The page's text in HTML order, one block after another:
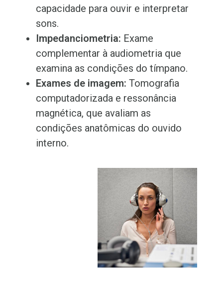
capacidade para ouvir e interpretar
sons.
Impedanciometria: Exame
complementar à audiometria que
examina as condições do tímpano.
Exames de imagem: Tomografia
computadorizada e ressonância
magnética, que avaliam as
condições anatômicas do ouvido
interno.